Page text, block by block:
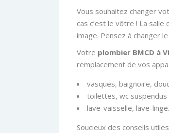
Vous souhaitez changer
cas c’est le vôtre ! La
image. Pensez à changer
Votre plombier BMCD à
remplacement de vos
vasques, baignoire,
toilettes, wc suspendus
lave-vaisselle, lave-
Soucieux des conseils